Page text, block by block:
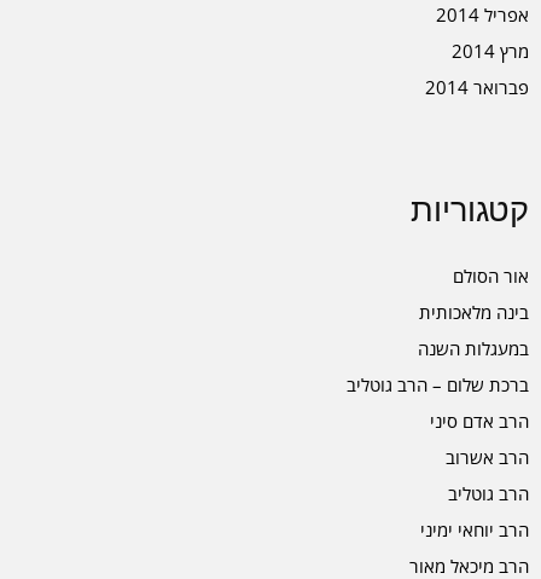
אפריל 2014
מרץ 2014
פברואר 2014
קטגוריות
אור הסולם
בינה מלאכותית
במעגלות השנה
ברכת שלום – הרב גוטליב
הרב אדם סיני
הרב אשרוב
הרב גוטליב
הרב יוחאי ימיני
הרב מיכאל מאור